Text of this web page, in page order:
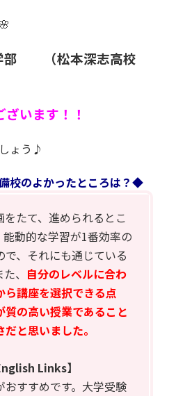
部 （松本深志高校
います！！
ょう♪
校のよかったところは？◆
たて、進められるとこ
動的な学習が1番効率の
で、それにも通じている
、 自分のレベルに合わ
ら講座を選択できる点
の高い授業であること
と思いました。
Links】
すすめです。大学受験